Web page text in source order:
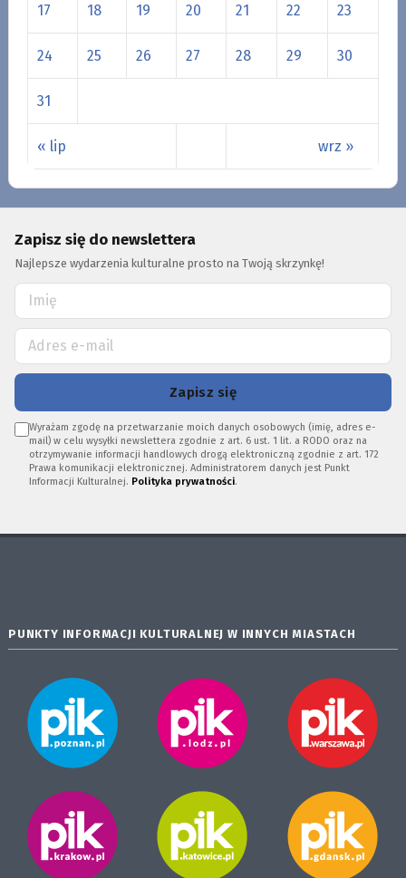
« lip wrz »
17 18 19 20 21 22 23
24 25 26 27 28 29 30
31
Zapisz się do newslettera
Najlepsze wydarzenia kulturalne prosto na Twoją skrzynkę!
Zapisz się
Wyrażam zgodę na przetwarzanie moich danych osobowych (imię, adres e-
mail) w celu wysyłki newslettera zgodnie z art. 6 ust. 1 lit. a RODO oraz na
otrzymywanie informacji handlowych drogą elektroniczną zgodnie z art. 172
Prawa komunikacji elektronicznej. Administratorem danych jest Punkt
Informacji Kulturalnej. Polityka prywatności.
PUNKTY INFORMACJI KULTURALNEJ W INNYCH MIASTACH